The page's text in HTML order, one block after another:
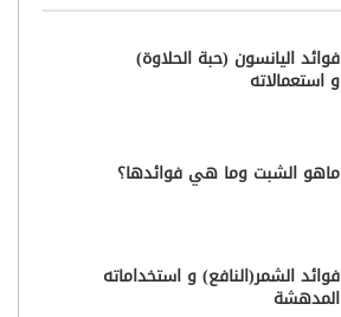
فوائد اليانسون (حبة الحلاوة)
و استعمالاته
ماهو الشبت وما هي فوائدها؟
فوائد الشمر(النافع) و استخداماته
المدهشة